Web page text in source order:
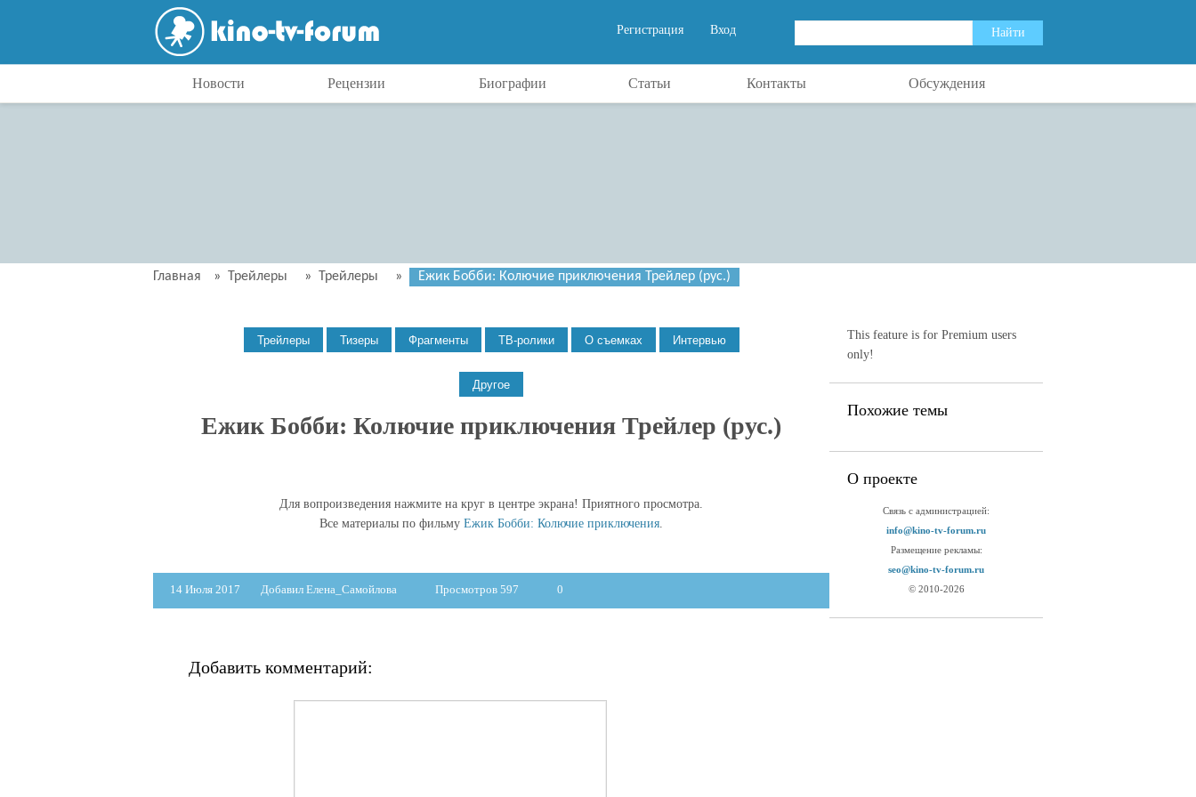
Вход
Регистрация
Новости Рецензии Биографии Статьи Контакты Обсуждения
Главная » Трейлеры » Трейлеры » Ежик Бобби: Колючие приключения Трейлер (рус.)
Ежик Бобби: Колючие приключения Трейлер (рус.)
Для вопроизведения нажмите на круг в центре экрана! Приятного просмотра.
Все материалы по фильму Ежик Бобби: Колючие приключения.
14 Июля 2017 Добавил Елена_Самойлова Просмотров 597 0
Добавить комментарий:
This feature is for Premium users
only!
Похожие темы
О проекте
Связь с администрацией:
info@kino-tv-forum.ru
Размещение рекламы:
seo@kino-tv-forum.ru
© 2010-2026